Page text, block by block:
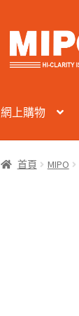
Skip
to
navigation
Skip
to
content
網上購物
首頁 MIPO